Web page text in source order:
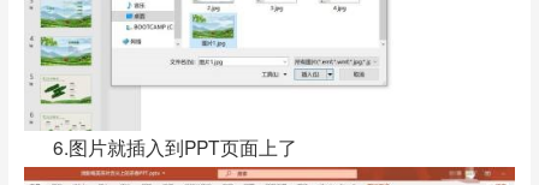
6.图片就插入到PPT页面上了